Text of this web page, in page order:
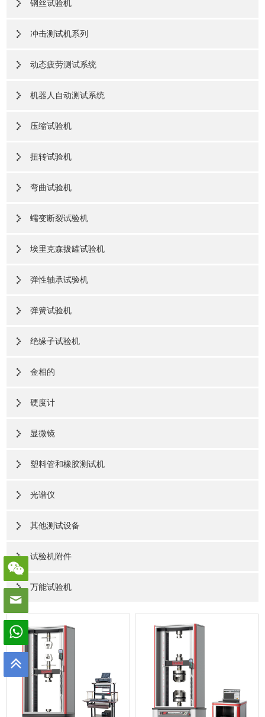
钢丝试验机
冲击测试机系列
动态疲劳测试系统
机器人自动测试系统
压缩试验机
扭转试验机
弯曲试验机
蠕变断裂试验机
埃里克森拔罐试验机
弹性轴承试验机
弹簧试验机
绝缘子试验机
金相的
硬度计
显微镜
塑料管和橡胶测试机
光谱仪
其他测试设备
试验机附件
万能试验机